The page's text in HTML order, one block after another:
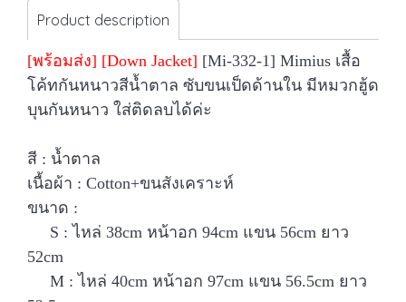
Product description
[พร้อมส่ง] [Down Jacket] [Mi-332-1] Mimius เสื้อ
โค้ทกันหนาวสีน้ำตาล ซับขนเป็ดด้านใน มีหมวกฮู้ด
บุนกันหนาว ใส่ติดลบได้ค่ะ
สี : น้ำตาล
เนื้อผ้า : Cotton+ขนสังเคราะห์
ขนาด :
S : ไหล่ 38cm หน้าอก 94cm แขน 56cm ยาว
52cm
M : ไหล่ 40cm หน้าอก 97cm แขน 56.5cm ยาว